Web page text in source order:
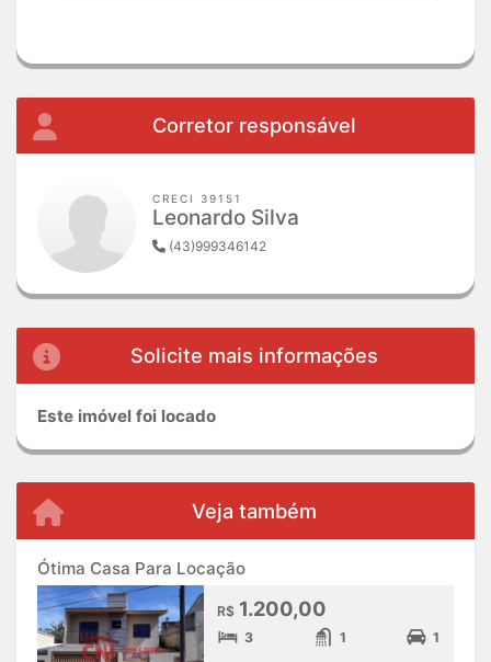
Corretor responsável
CRECI 39151
Leonardo Silva
(43)999346142
Solicite mais informações
Este imóvel foi locado
Veja também
Ótima Casa Para Locação
R$ 1.200,00
3 1 1